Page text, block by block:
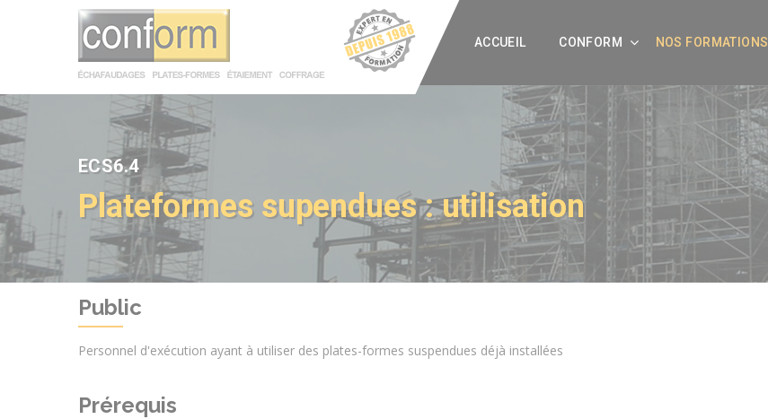
ACCUEIL CONFORM NOS FORMATIONS
ECS6.4
Plateformes supendues : utilisation
Public
Personnel d'exécution ayant à utiliser des plates-formes suspendues déjà installées
Prérequis
Panneau de gestion des cookies